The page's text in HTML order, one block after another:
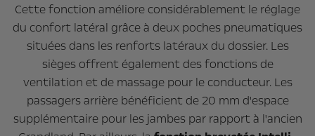
Cette fonction améliore considérablement le réglage
du confort latéral grâce à deux poches pneumatiques
situées dans les renforts latéraux du dossier. Les
sièges offrent également des fonctions de
ventilation et de massage pour le conducteur. Les
passagers arrière bénéficient de 20 mm d'espace
supplémentaire pour les jambes par rapport à l'ancien